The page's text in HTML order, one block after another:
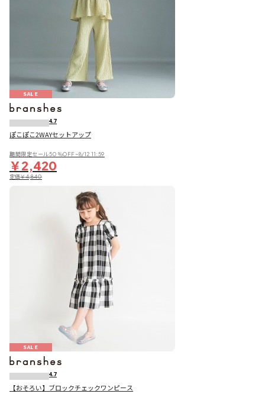
SALE
4.7
ぽこぽこ2WAYセットアップ
期間限定セール50％OFF~8/12 11:59
￥2,420
定価￥4,840
SALE
4.7
【おそろい】ブロックチェックワンピース